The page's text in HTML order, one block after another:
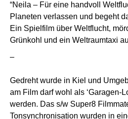
“Neila – Für eine handvoll
Planeten verlassen und begeht
Ein Spielfilm über Weltflucht,
Grünkohl und ein Weltraumtaxi
–
Gedreht wurde in Kiel und
am Film darf wohl als ‘Garagen-
werden. Das s/w Super8
Tonsynchronisation wurden in